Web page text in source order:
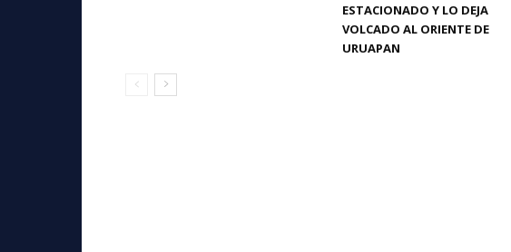
ESTACIONADO Y LO DEJA
VOLCADO AL ORIENTE DE
URUAPAN